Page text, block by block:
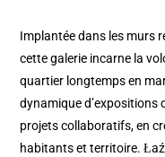
Implantée dans les murs
cette galerie incarne la
quartier longtemps en
dynamique d’expositions
projets collaboratifs, en
habitants et territoire.